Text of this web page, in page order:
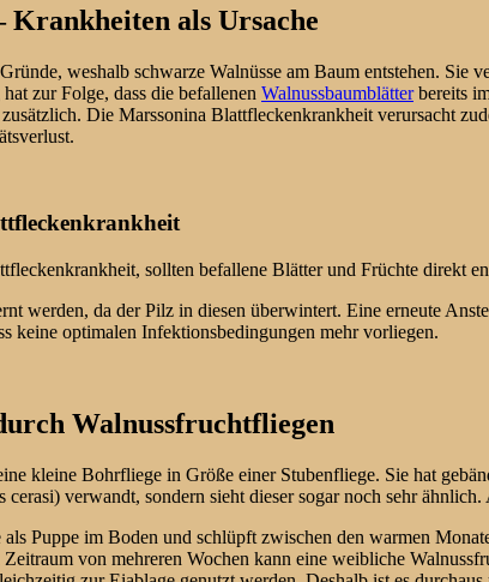
Krankheiten als Ursache
weshalb schwarze Walnüsse am Baum entstehen. Sie
zur Folge, dass die befallenen Walnussbaumblätterbereits
Die Marssonina Blattfleckenkrankheit verursacht
sollten befallene Blätter und Früchte direkt
werden, da der Pilz in diesen überwintert. Eine erneute
keine optimalen Infektionsbedingungen mehr vorliegen.
Walnussfruchtfliegen
kleine Bohrfliege in Größe einer Stubenfliege. Sie hat
verwandt, sondern sieht dieser sogar noch sehr
Puppe im Boden und schlüpft zwischen den warmen
von mehreren Wochen kann eine weibliche